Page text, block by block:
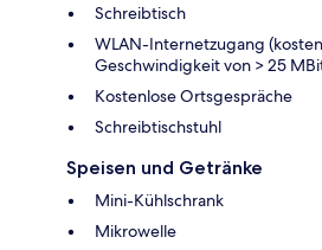
Schreibtisch
WLAN-Internetzugang
Geschwindigkeit von > 25
Kostenlose Ortsgespräche
Schreibtischstuhl
Speisen und Getränke
Mini-Kühlschrank
Mikrowelle